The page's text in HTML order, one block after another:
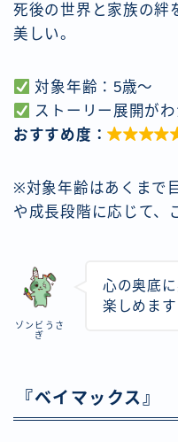
死後の世界と家族の絆
美しい。
対象年齢：5歳〜
ストーリー展開が
おすすめ度：
※対象年齢はあくまで
や成長段階に応じて、
ゾンビうさ
ぎ
心の奥底
楽しめます
『ベイマックス』